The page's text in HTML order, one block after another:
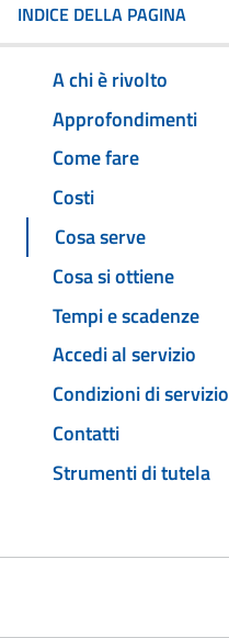
INDICE DELLA PAGINA
A chi è rivolto
Approfondimenti
Come fare
Costi
Cosa serve
Cosa si ottiene
Tempi e scadenze
Accedi al servizio
Condizioni di servizio
Contatti
Strumenti di tutela